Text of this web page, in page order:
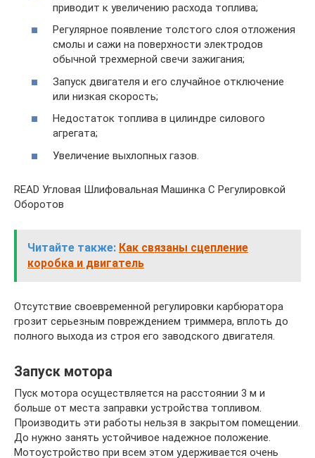
приводит к увеличению расхода топлива;
Регулярное появление толстого слоя отложения
смолы и сажи на поверхности электродов
обычной трехмерной свечи зажигания;
Запуск двигателя и его случайное отключение
или низкая скорость;
Недостаток топлива в цилиндре силового
агрегата;
Увеличение выхлопных газов.
READ Угловая Шлифовальная Машинка С Регулировкой
Оборотов
Читайте также: Как связаны сцепление
коробка и двигатель
Отсутствие своевременной регулировки карбюратора
грозит серьезным повреждением триммера, вплоть до
полного выхода из строя его заводского двигателя.
Запуск мотора
Пуск мотора осуществляется на расстоянии 3 м и
больше от места заправки устройства топливом.
Производить эти работы нельзя в закрытом помещении.
До нужно занять устойчивое надежное положение.
Мотоустройство при всем этом удерживается очень